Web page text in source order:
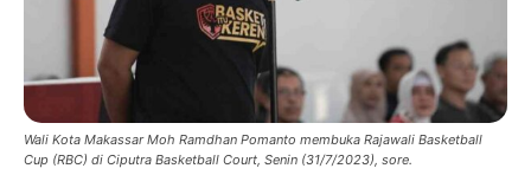
Wali Kota Makassar Moh Ramdhan Pomanto membuka Rajawali Basketball
Cup (RBC) di Ciputra Basketball Court, Senin (31/7/2023), sore.